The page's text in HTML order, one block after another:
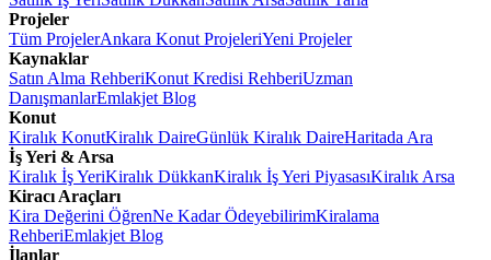
Projeler
Tüm ProjelerAnkara Konut ProjeleriYeni Projeler
Kaynaklar
Satın Alma RehberiKonut Kredisi RehberiUzman
DanışmanlarEmlakjet Blog
Konut
Kiralık KonutKiralık DaireGünlük Kiralık DaireHaritada Ara
İş Yeri & Arsa
Kiralık İş YeriKiralık DükkanKiralık İş Yeri PiyasasıKiralık Arsa
Kiracı Araçları
Kira Değerini ÖğrenNe Kadar ÖdeyebilirimKiralama
RehberiEmlakjet Blog
İlanlar